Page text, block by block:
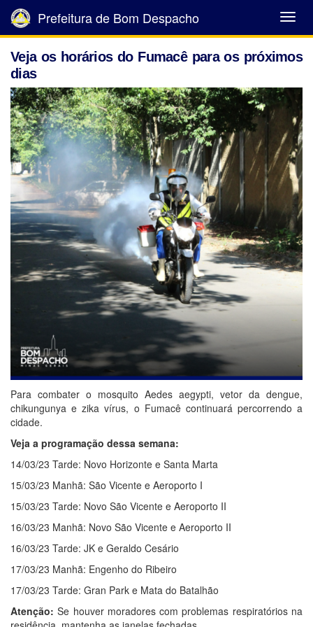
Abrir
Menu
Prefeitura de Bom Despacho
Veja os horários do Fumacê para os próximos
dias
Para combater o mosquito Aedes aegypti, vetor da dengue,
chikungunya e zika vírus, o Fumacê continuará percorrendo a
cidade.
Veja a programação dessa semana:
14/03/23 Tarde: Novo Horizonte e Santa Marta
15/03/23 Manhã: São Vicente e Aeroporto I
15/03/23 Tarde: Novo São Vicente e Aeroporto II
16/03/23 Manhã: Novo São Vicente e Aeroporto II
16/03/23 Tarde: JK e Geraldo Cesário
17/03/23 Manhã: Engenho do Ribeiro
17/03/23 Tarde: Gran Park e Mata do Batalhão
Atenção: Se houver moradores com problemas respiratórios na